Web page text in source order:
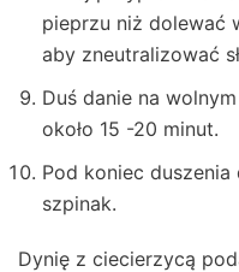
pieprzu niż dolewać
aby zneutralizować
Duś danie na
około 15 -20 minut.
Pod koniec
szpinak.
Dynię z ciecierzycą